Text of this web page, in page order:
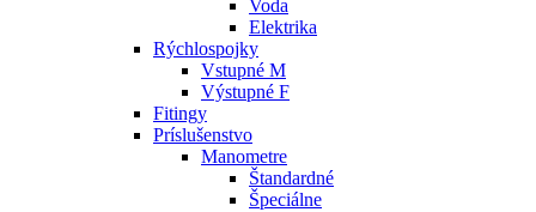
Voda
Elektrika
Rýchlospojky
Vstupné M
Výstupné F
Fitingy
Príslušenstvo
Manometre
Štandardné
Špeciálne